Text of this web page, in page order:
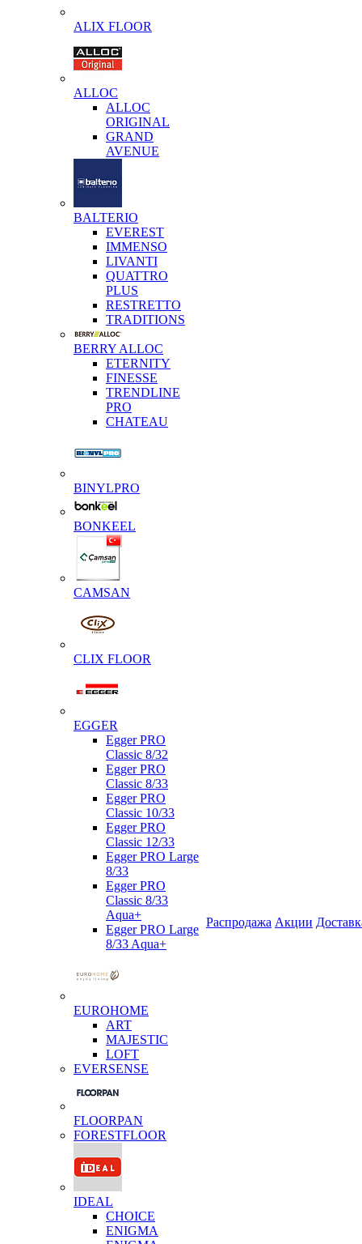
ALIX FLOOR
ALLOC
ALLOC
ORIGINAL
GRAND
AVENUE
BALTERIO
EVEREST
IMMENSO
LIVANTI
QUATTRO
PLUS
RESTRETTO
TRADITIONS
BERRY ALLOC
ETERNITY
FINESSE
TRENDLINE
PRO
CHATEAU
BINYLPRO
BONKEEL
CAMSAN
CLIX FLOOR
EGGER
Egger PRO
Classic 8/32
Egger PRO
Classic 8/33
Egger PRO
Classic 10/33
Egger PRO
Classic 12/33
Egger PRO Large
8/33
Egger PRO
Classic 8/33
Aqua+
Egger PRO Large
8/33 Aqua+
EUROHOME
ART
MAJESTIC
LOFT
EVERSENSE
FLOORPAN
FORESTFLOOR
IDEAL
CHOICE
ENIGMA
Распродажа Акции